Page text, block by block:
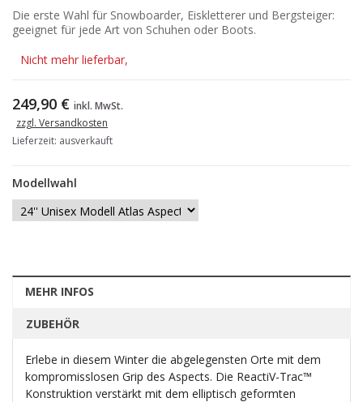
Die erste Wahl für Snowboarder, Eiskletterer und Bergsteiger:
geeignet für jede Art von Schuhen oder Boots.
Nicht mehr lieferbar,
249,90 € inkl. MwSt.
zzgl. Versandkosten
Lieferzeit: ausverkauft
Modellwahl
MEHR INFOS
ZUBEHÖR
Erlebe in diesem Winter die abgelegensten Orte mit dem
kompromisslosen Grip des Aspects. Die ReactiV-Trac™
Konstruktion verstärkt mit dem elliptisch geformten